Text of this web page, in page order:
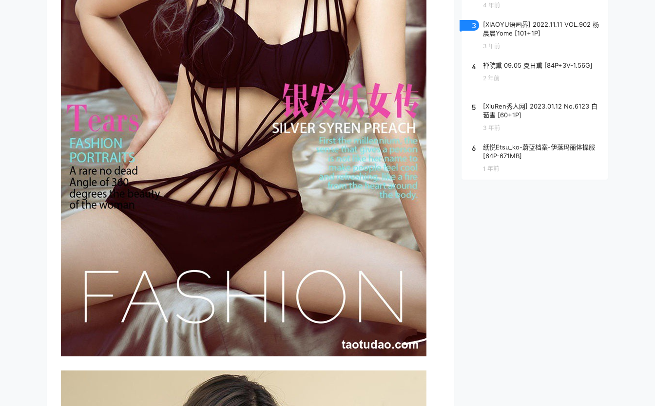
4 年前
3
[XIAOYU语画界] 2022.11.11 VOL.902 杨
晨晨Yome [101+1P]
3 年前
4 禅院熏 09.05 夏日熏 [84P+3V-1.56G]
2 年前
5
[XiuRen秀人网] 2023.01.12 No.6123 白
茹雪 [60+1P]
3 年前
6
纸悦Etsu_ko-蔚蓝档案-伊落玛丽体操服
[64P-671MB]
1 年前